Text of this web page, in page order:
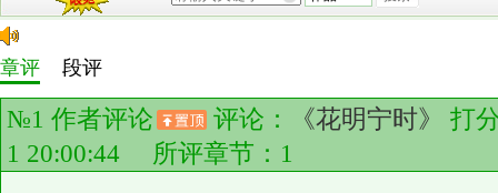
章评 段评
№1 作者评论 评论： 《花明宁时》
打
1 20:00:44 所评章节： 1